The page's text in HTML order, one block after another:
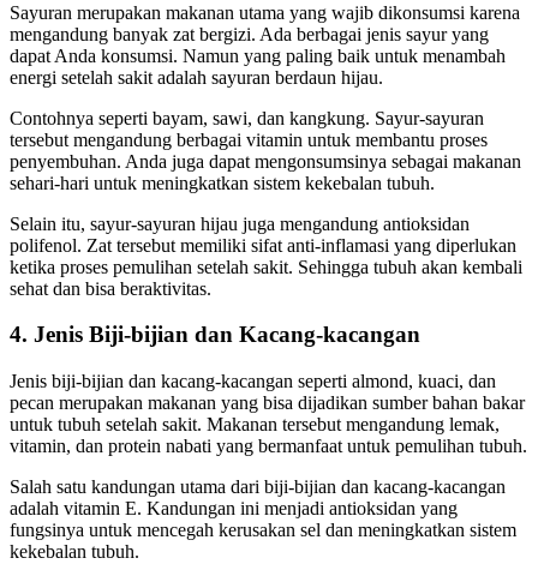
Sayuran merupakan makanan utama yang wajib dikonsumsi karena
mengandung banyak zat bergizi. Ada berbagai jenis sayur yang
dapat Anda konsumsi. Namun yang paling baik untuk menambah
energi setelah sakit adalah sayuran berdaun hijau.
Contohnya seperti bayam, sawi, dan kangkung. Sayur-sayuran
tersebut mengandung berbagai vitamin untuk membantu proses
penyembuhan. Anda juga dapat mengonsumsinya sebagai makanan
sehari-hari untuk meningkatkan sistem kekebalan tubuh.
Selain itu, sayur-sayuran hijau juga mengandung antioksidan
polifenol. Zat tersebut memiliki sifat anti-inflamasi yang diperlukan
ketika proses pemulihan setelah sakit. Sehingga tubuh akan kembali
sehat dan bisa beraktivitas.
4. Jenis Biji-bijian dan Kacang-kacangan
Jenis biji-bijian dan kacang-kacangan seperti almond, kuaci, dan
pecan merupakan makanan yang bisa dijadikan sumber bahan bakar
untuk tubuh setelah sakit. Makanan tersebut mengandung lemak,
vitamin, dan protein nabati yang bermanfaat untuk pemulihan tubuh.
Salah satu kandungan utama dari biji-bijian dan kacang-kacangan
adalah vitamin E. Kandungan ini menjadi antioksidan yang
fungsinya untuk mencegah kerusakan sel dan meningkatkan sistem
kekebalan tubuh.